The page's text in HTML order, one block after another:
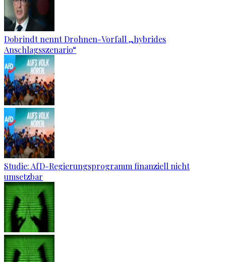
Dobrindt nennt Drohnen-Vorfall „hybrides
Anschlagsszenario“
Studie: AfD-Regierungsprogramm finanziell nicht
umsetzbar